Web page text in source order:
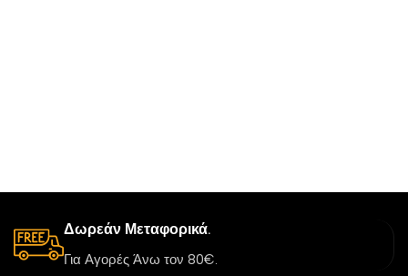
Δωρεάν Μεταφορικά.
Για Αγορές Άνω τον 80€.